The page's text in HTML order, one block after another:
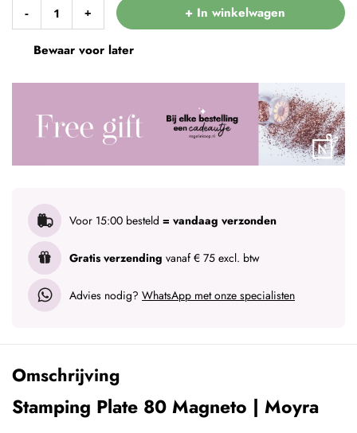
- + + In winkelwagen
Bewaar voor later
Voor 15:00 besteld = vandaag verzonden
Gratis verzending vanaf € 75 excl. btw
Advies nodig? WhatsApp met onze specialisten
Omschrijving
Stamping Plate 80 Magneto | Moyra